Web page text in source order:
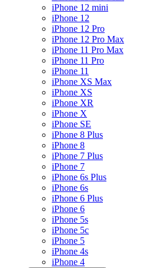
iPhone 12 mini
iPhone 12
iPhone 12 Pro
iPhone 12 Pro Max
iPhone 11 Pro Max
iPhone 11 Pro
iPhone 11
iPhone XS Max
iPhone XS
iPhone XR
iPhone X
iPhone SE
iPhone 8 Plus
iPhone 8
iPhone 7 Plus
iPhone 7
iPhone 6s Plus
iPhone 6s
iPhone 6 Plus
iPhone 6
iPhone 5s
iPhone 5c
iPhone 5
iPhone 4s
iPhone 4